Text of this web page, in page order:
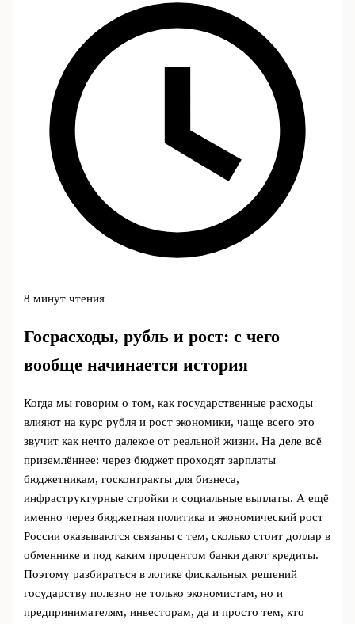
8 минут чтения
Госрасходы, рубль и рост: с чего
вообще начинается история
Когда мы говорим о том, как государственные расходы
влияют на курс рубля и рост экономики, чаще всего это
звучит как нечто далекое от реальной жизни. На деле всё
приземлённее: через бюджет проходят зарплаты
бюджетникам, госконтракты для бизнеса,
инфраструктурные стройки и социальные выплаты. А ещё
именно через бюджетная политика и экономический рост
России оказываются связаны с тем, сколько стоит доллар в
обменнике и под каким процентом банки дают кредиты.
Поэтому разбираться в логике фискальных решений
государству полезно не только экономистам, но и
предпринимателям, инвесторам, да и просто тем, кто